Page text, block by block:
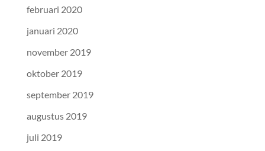
februari 2020
januari 2020
november 2019
oktober 2019
september 2019
augustus 2019
juli 2019